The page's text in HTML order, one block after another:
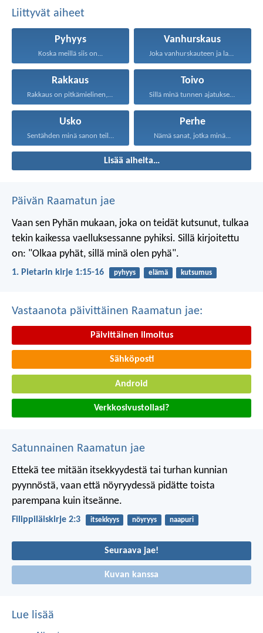
Liittyvät aiheet
Pyhyys
Koska meillä siis on...
Vanhurskaus
Joka vanhurskauteen ja laupeuteen...
Rakkaus
Rakkaus on pitkämielinen, rakkaus...
Toivo
Sillä minä tunnen ajatukseni...
Usko
Sentähden minä sanon teille...
Perhe
Nämä sanat, jotka minä...
Lisää aiheita…
Päivän Raamatun jae
Vaan sen Pyhän mukaan, joka on teidät kutsunut, tulkaa
tekin kaikessa vaelluksessanne pyhiksi. Sillä kirjoitettu
on: "Olkaa pyhät, sillä minä olen pyhä".
1. Pietarin kirje 1:15-16 pyhyys elämä kutsumus
Vastaanota päivittäinen Raamatun jae:
Päivittäinen ilmoitus
Sähköposti
Android
Verkkosivustollasi?
Satunnainen Raamatun jae
Ettekä tee mitään itsekkyydestä tai turhan kunnian
pyynnöstä, vaan että nöyryydessä pidätte toista
parempana kuin itseänne.
Filippiläiskirje 2:3 itsekkyys nöyryys naapuri
Seuraava jae!
Kuvan kanssa
Lue lisää